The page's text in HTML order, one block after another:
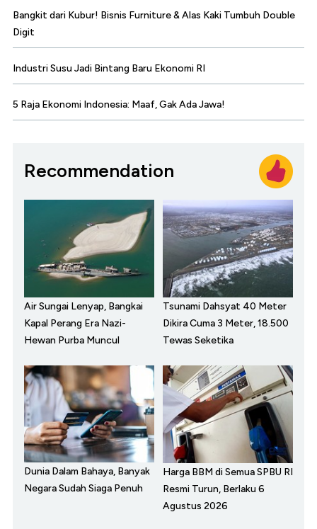
Bangkit dari Kubur! Bisnis Furniture & Alas Kaki Tumbuh Double
Digit
Industri Susu Jadi Bintang Baru Ekonomi RI
5 Raja Ekonomi Indonesia: Maaf, Gak Ada Jawa!
Recommendation
Air Sungai Lenyap, Bangkai
Kapal Perang Era Nazi-
Hewan Purba Muncul
Tsunami Dahsyat 40 Meter
Dikira Cuma 3 Meter, 18.500
Tewas Seketika
Dunia Dalam Bahaya, Banyak
Negara Sudah Siaga Penuh
Harga BBM di Semua SPBU RI
Resmi Turun, Berlaku 6
Agustus 2026